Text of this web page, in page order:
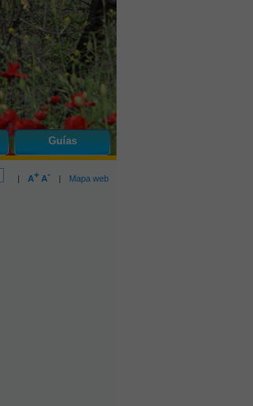
Guías
| A+ A- | Mapa web